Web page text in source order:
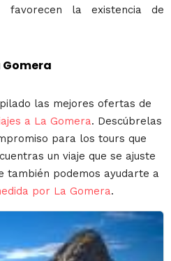
favorecen la existencia de
Gomera
las mejores ofertas de
a La Gomera. Descúbrelas
para los tours que
un viaje que se ajuste
también podemos ayudarte a
por La Gomera.